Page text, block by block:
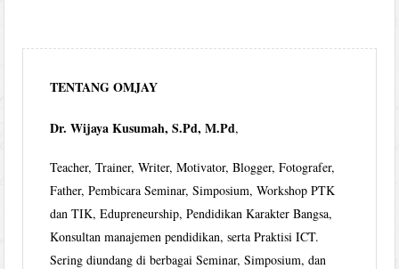
TENTANG OMJAY
Dr. Wijaya Kusumah, S.Pd, M.Pd,
Teacher, Trainer, Writer, Motivator, Blogger, Fotografer,
Father, Pembicara Seminar, Simposium, Workshop PTK
dan TIK, Edupreneurship, Pendidikan Karakter Bangsa,
Konsultan manajemen pendidikan, serta Praktisi ICT.
Sering diundang di berbagai Seminar, Simposium, dan